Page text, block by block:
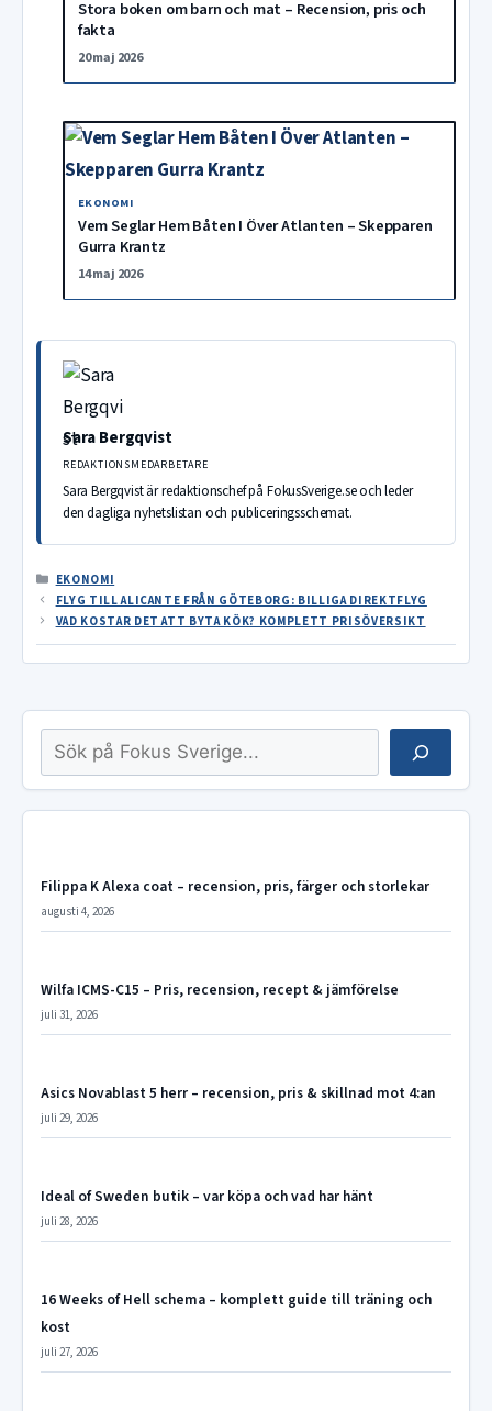
Stora boken om barn och mat – Recension, pris och
fakta
20 maj 2026
EKONOMI
Vem Seglar Hem Båten I Över Atlanten – Skepparen
Gurra Krantz
14 maj 2026
Sara Bergqvist
REDAKTIONSMEDARBETARE
Sara Bergqvist är redaktionschef på FokusSverige.se och leder
den dagliga nyhetslistan och publiceringsschemat.
KATEGORIER
EKONOMI
FLYG TILL ALICANTE FRÅN GÖTEBORG: BILLIGA DIREKTFLYG
VAD KOSTAR DET ATT BYTA KÖK? KOMPLETT PRISÖVERSIKT
Sök
Filippa K Alexa coat – recension, pris, färger och storlekar
augusti 4, 2026
Wilfa ICMS-C15 – Pris, recension, recept & jämförelse
juli 31, 2026
Asics Novablast 5 herr – recension, pris & skillnad mot 4:an
juli 29, 2026
Ideal of Sweden butik – var köpa och vad har hänt
juli 28, 2026
16 Weeks of Hell schema – komplett guide till träning och
kost
juli 27, 2026